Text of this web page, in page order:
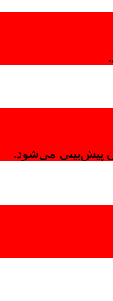
پیش‌بینی می‌شود.